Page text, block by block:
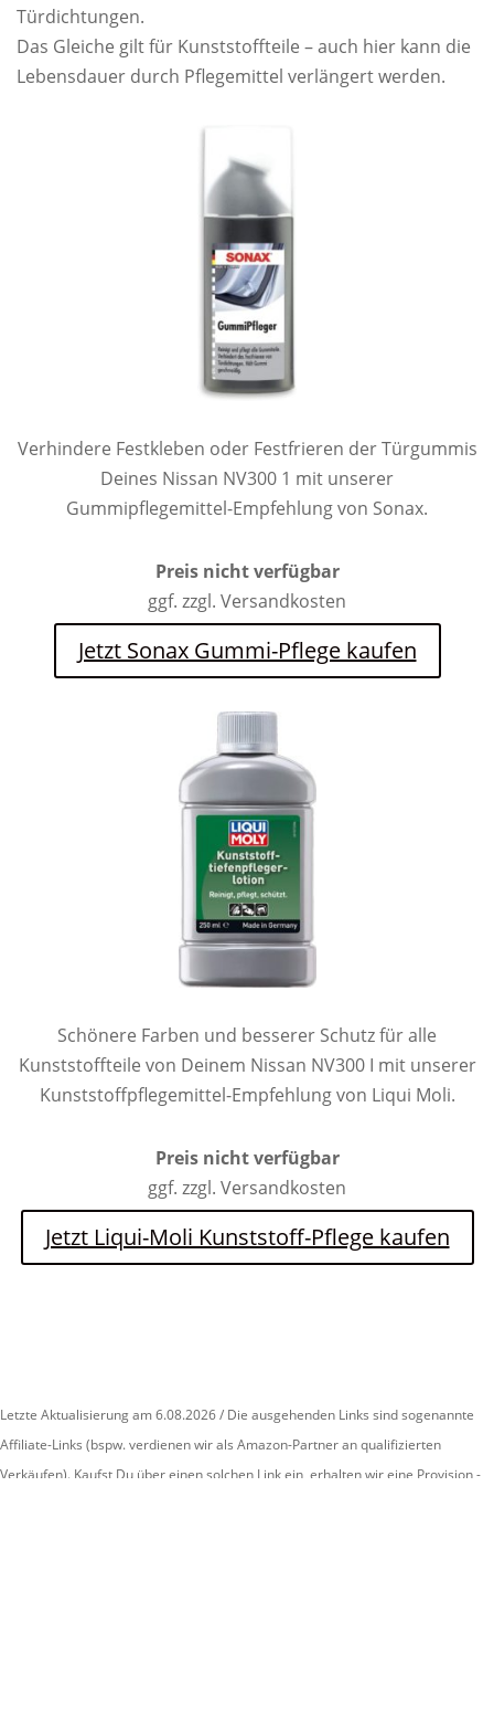
Türdichtungen.
Das Gleiche gilt für Kunststoffteile – auch hier kann die
Lebensdauer durch Pflegemittel verlängert werden.
Verhindere Festkleben oder Festfrieren der Türgummis
Deines Nissan NV300 1 mit unserer
Gummipflegemittel-Empfehlung von Sonax.
Preis nicht verfügbar
ggf. zzgl. Versandkosten
Jetzt Sonax Gummi-Pflege kaufen
Schönere Farben und besserer Schutz für alle
Kunststoffteile von Deinem Nissan NV300 I mit unserer
Kunststoffpflegemittel-Empfehlung von Liqui Moli.
Preis nicht verfügbar
ggf. zzgl. Versandkosten
Jetzt Liqui-Moli Kunststoff-Pflege kaufen
Letzte Aktualisierung am 6.08.2026 / Die ausgehenden Links sind sogenannte
Affiliate-Links (bspw. verdienen wir als Amazon-Partner an qualifizierten
Verkäufen). Kaufst Du über einen solchen Link ein, erhalten wir eine Provision -